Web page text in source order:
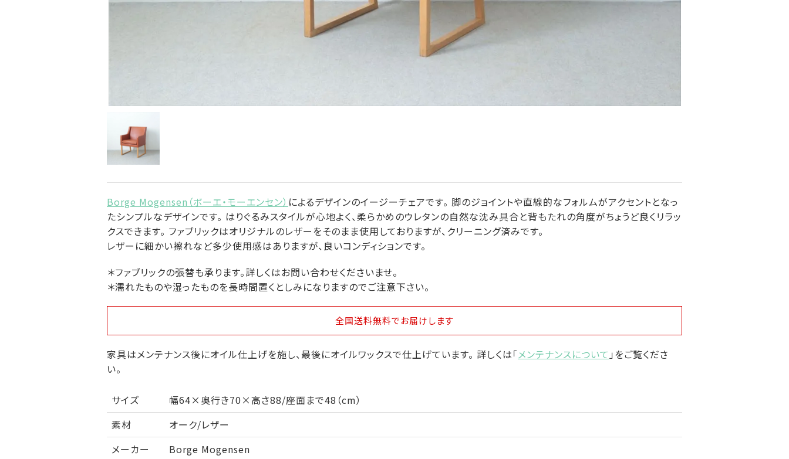
Borge Mogensen（ボーエ・モーエンセン） によるデザインのイージーチェアです。 脚のジョイントや直線的なフォルムがアクセントとなっ
たシンプルなデザインです。 はりぐるみスタイルが心地よく、柔らかめのウレタンの自然な沈み具合と背もたれの角度がちょうど良くリラッ
クスできます。 ファブリックはオリジナルのレザーをそのまま使用しておりますが、クリーニング済みです。
レザーに細かい擦れなど多少使用感はありますが、良いコンディションです。
＊ファブリックの張替も承ります。詳しくはお問い合わせくださいませ。
＊濡れたものや湿ったものを長時間置くとしみになりますのでご注意下さい。
全国送料無料でお届けします
家具はメンテナンス後にオイル仕上げを施し、最後にオイルワックスで仕上げています。 詳しくは「メンテナンスについて 」をご覧くださ
い。
サイズ
幅64×奥行き70×高さ88/座面まで48（cm）
素材
オーク/レザー
メーカー
Borge Mogensen